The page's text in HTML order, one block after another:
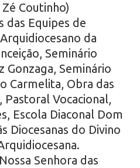
Coutinho)
das Equipes de
da
Seminário
Gonzaga, Seminário
Carmelita, Obra das
Pastoral Vocacional,
Escola Diaconal Dom
Diocesanas do Divino
Senhora das